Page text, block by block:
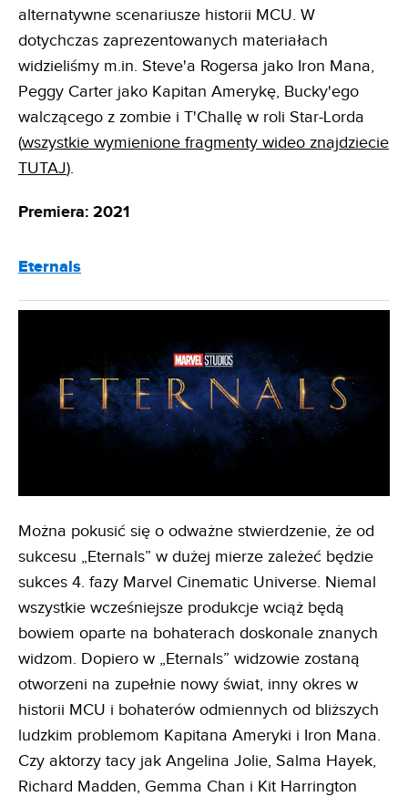
alternatywne scenariusze historii MCU. W
dotychczas zaprezentowanych materiałach
widzieliśmy m.in. Steve'a Rogersa jako Iron Mana,
Peggy Carter jako Kapitan Amerykę, Bucky'ego
walczącego z zombie i T'Challę w roli Star-Lorda
(wszystkie wymienione fragmenty wideo znajdziecie
TUTAJ).
Premiera: 2021
Eternals
Można pokusić się o odważne stwierdzenie, że od
sukcesu „Eternals” w dużej mierze zależeć będzie
sukces 4. fazy Marvel Cinematic Universe. Niemal
wszystkie wcześniejsze produkcje wciąż będą
bowiem oparte na bohaterach doskonale znanych
widzom. Dopiero w „Eternals” widzowie zostaną
otworzeni na zupełnie nowy świat, inny okres w
historii MCU i bohaterów odmiennych od bliższych
ludzkim problemom Kapitana Ameryki i Iron Mana.
Czy aktorzy tacy jak Angelina Jolie, Salma Hayek,
Richard Madden, Gemma Chan i Kit Harrington